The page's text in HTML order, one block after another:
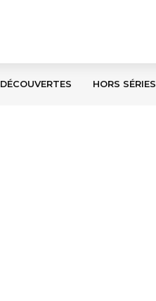
DÉCOUVERTES HORS SÉRIES